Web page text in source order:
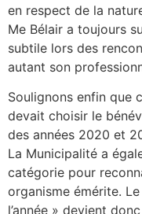
en respect de la
Me Bélair a toujours
subtile lors des
autant son
Soulignons enfin que
devait choisir le
des années 2020 et
La Municipalité a
catégorie pour
organisme émérite.
l’année » devient